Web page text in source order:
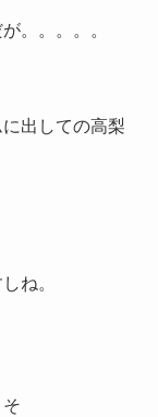
。。。。。
出しての高梨
ね。